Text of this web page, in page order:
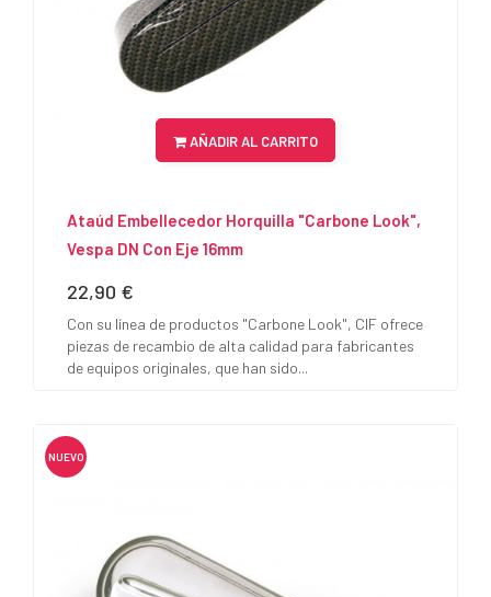
AÑADIR AL CARRITO
Ataúd Embellecedor Horquilla "Carbone Look",
Vespa DN Con Eje 16mm
Precio
22,90 €
Con su línea de productos "Carbone Look", CIF ofrece
piezas de recambio de alta calidad para fabricantes
de equipos originales, que han sido...
NUEVO